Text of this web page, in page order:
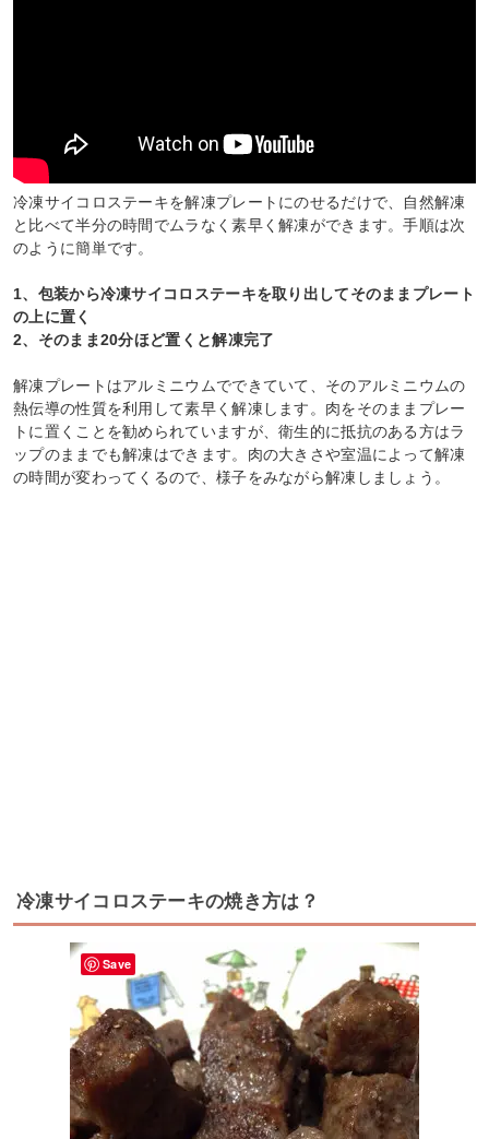
冷凍サイコロステーキを解凍プレートにのせるだけで、自然解凍
と比べて半分の時間でムラなく素早く解凍ができます。手順は次
のように簡単です。
1、包装から冷凍サイコロステーキを取り出してそのままプレート
の上に置く
2、そのまま20分ほど置くと解凍完了
解凍プレートはアルミニウムでできていて、そのアルミニウムの
熱伝導の性質を利用して素早く解凍します。肉をそのままプレー
トに置くことを勧められていますが、衛生的に抵抗のある方はラ
ップのままでも解凍はできます。肉の大きさや室温によって解凍
の時間が変わってくるので、様子をみながら解凍しましょう。
冷凍サイコロステーキの焼き方は？
Save